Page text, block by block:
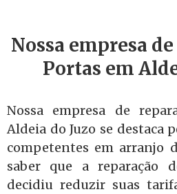
Nossa empresa
Portas em
Nossa empresa de
Aldeia do Juzo se destaca
competentes em arranjo
saber que a reparação
decidiu reduzir suas